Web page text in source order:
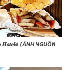
(ẢNH NGUỒN